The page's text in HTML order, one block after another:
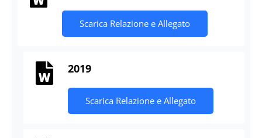
Scarica Relazione e Allegato
2019
Scarica Relazione e Allegato